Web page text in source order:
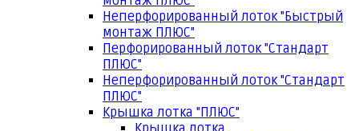
Неперфорированный лоток "Быстрый
монтаж ПЛЮС"
Перфорированный лоток "Стандарт
ПЛЮС"
Неперфорированный лоток "Стандарт
ПЛЮС"
Крышка лотка "ПЛЮС"